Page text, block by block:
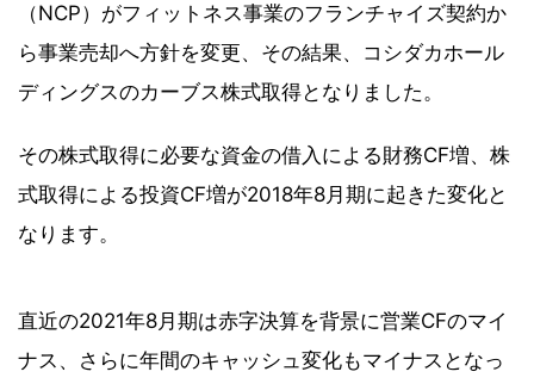
（NCP）がフィットネス事業のフランチャイズ契約か
ら事業売却へ方針を変更、その結果、コシダカホール
ディングスのカーブス株式取得となりました。
その株式取得に必要な資金の借入による財務CF増、株
式取得による投資CF増が2018年8月期に起きた変化と
なります。
直近の2021年8月期は赤字決算を背景に営業CFのマイ
ナス、さらに年間のキャッシュ変化もマイナスとなっ